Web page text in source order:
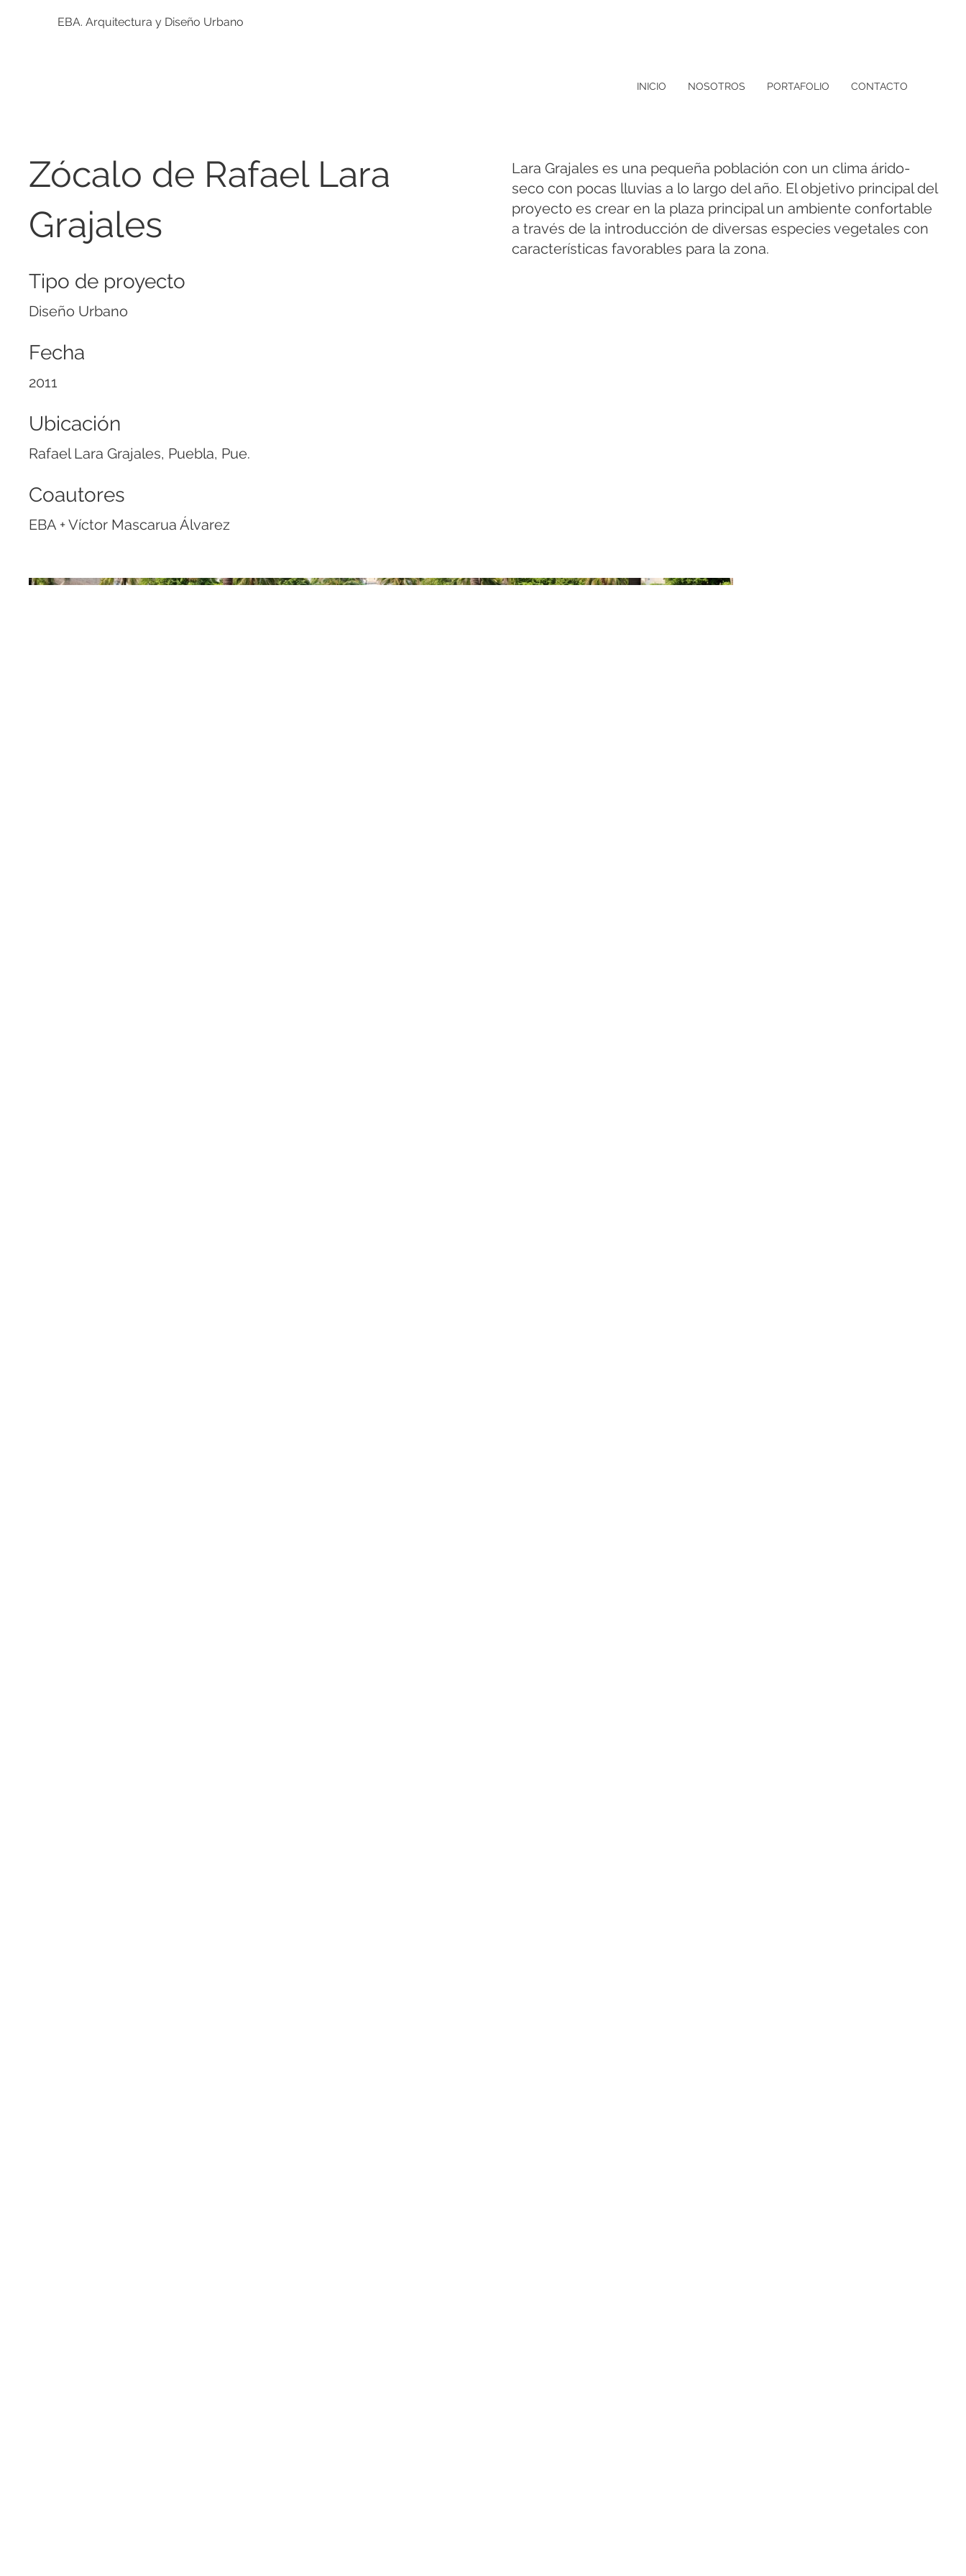
EBA. Arquitectura y Diseño Urbano
INICIO NOSOTROS PORTAFOLIO CONTACTO
Zócalo de Rafael Lara
Grajales
Tipo de proyecto
Diseño Urbano
Fecha
2011
Ubicación
Rafael Lara Grajales, Puebla, Pue.
Coautores
EBA + Víctor Mascarua Álvarez
Lara Grajales es una pequeña población con un clima árido-
seco con pocas lluvias a lo largo del año. El objetivo principal del
proyecto es crear en la plaza principal un ambiente confortable
a través de la introducción de diversas especies vegetales con
características favorables para la zona.